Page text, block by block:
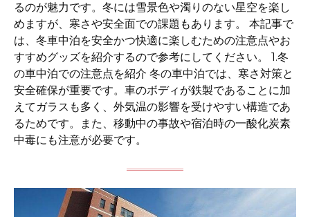
るのが魅力です。冬には雪景色や濁りのない星空を楽し
めますが、寒さや安全面での課題もあります。 本記事で
は、冬車中泊を安全かつ快適に楽しむための注意点やお
すすめグッズを紹介するので参考にしてください。 1.冬
の車中泊での注意点を紹介 冬の車中泊では、寒さ対策と
安全確保が重要です。車のボディが鉄製であることに加
えてガラスも多く、外気温の影響を受けやすい構造であ
るためです。また、移動中の事故や宿泊時の一酸化炭素
中毒にも注意が必要です。